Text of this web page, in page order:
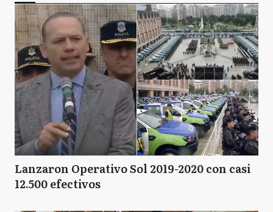
Lanzaron Operativo Sol 2019-2020 con casi
12.500 efectivos